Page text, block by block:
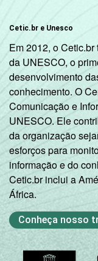
Cetic.br e Unesco
Em 2012, o
da UNESCO, o
desenvolvimento
conhecimento. O
Comunicação e
UNESCO. Ele
da organização
esforços para
informação e do
Cetic.br inclui a
África.
Conheça nosso